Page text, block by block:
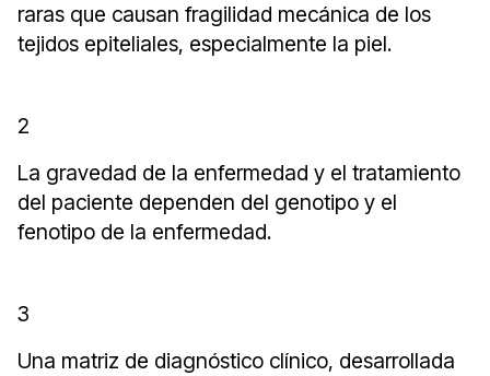
raras que causan fragilidad mecánica de los
tejidos epiteliales, especialmente la piel.
2
La gravedad de la enfermedad y el tratamiento
del paciente dependen del genotipo y el
fenotipo de la enfermedad.
3
Una matriz de diagnóstico clínico, desarrollada